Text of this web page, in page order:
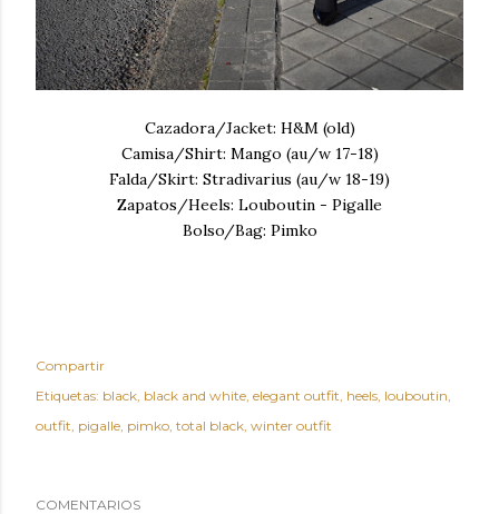
Cazadora/Jacket: H&M (old)
Camisa/Shirt: Mango (au/w 17-18)
Falda/Skirt: Stradivarius (au/w 18-19)
Zapatos/Heels: Louboutin - Pigalle
Bolso/Bag: Pimko
Compartir
Etiquetas: black black and white elegant outfit heels louboutin
outfit pigalle pimko total black winter outfit
COMENTARIOS